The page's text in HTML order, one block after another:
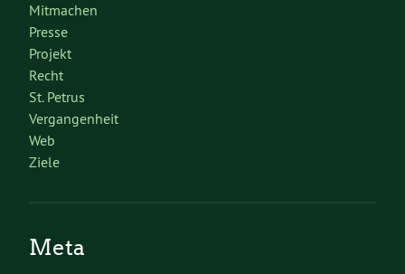
Mitmachen
Presse
Projekt
Recht
St. Petrus
Vergangenheit
Web
Ziele
Meta